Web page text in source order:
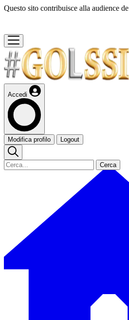
Questo sito contribuisce alla audience de
Accedi
Modifica profilo Logout
Cerca